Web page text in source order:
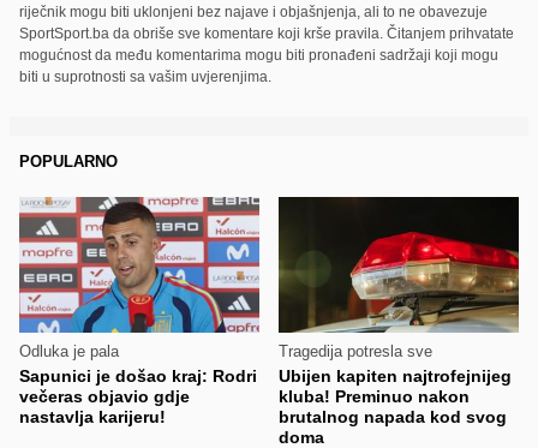
riječnik mogu biti uklonjeni bez najave i objašnjenja, ali to ne obavezuje
SportSport.ba da obriše sve komentare koji krše pravila. Čitanjem prihvatate
mogućnost da među komentarima mogu biti pronađeni sadržaji koji mogu
biti u suprotnosti sa vašim uvjerenjima.
POPULARNO
Odluka je pala
Sapunici je došao kraj: Rodri
večeras objavio gdje
nastavlja karijeru!
Tragedija potresla sve
Ubijen kapiten najtrofejnijeg
kluba! Preminuo nakon
brutalnog napada kod svog
doma